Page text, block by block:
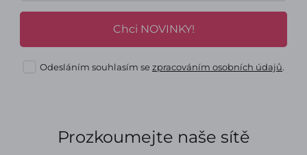
Chci NOVINKY!
Odesláním souhlasím sezpracováním osobních údajů.
Prozkoumejte naše sítě